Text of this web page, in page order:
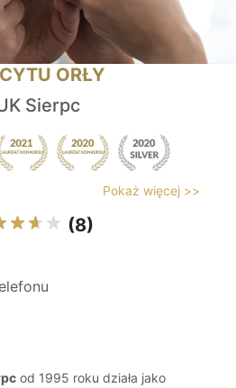
ORŁY
Sierpc
Pokaż więcej >>
(8)
od 1995 roku działa jako